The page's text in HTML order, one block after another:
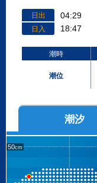
日出 04:29
日入 18:47
潮時
潮位
潮汐
50